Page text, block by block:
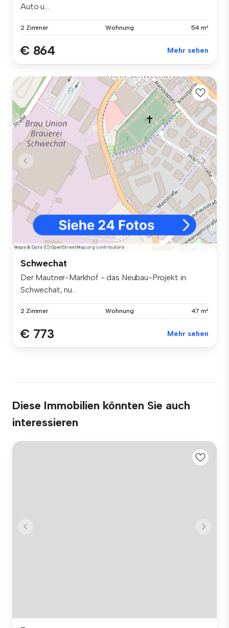
Auto u...
2 Zimmer Wohnung 54 m²
€ 864 Mehr sehen
Schwechat
Der Mautner-Markhof - das Neubau-Projekt in
Schwechat, nu...
2 Zimmer Wohnung 47 m²
€ 773 Mehr sehen
Diese Immobilien könnten Sie auch
interessieren